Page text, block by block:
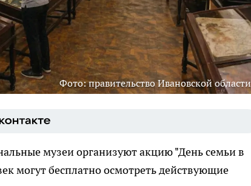
Фото: правительство Ивановской области
музеи организуют акцию "День семьи в
могут бесплатно осмотреть действующие